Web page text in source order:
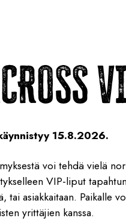
15.8.2026.
voi tehdä vielä
VIP-liput
asiakkaitaan. Paikalle
yrittäjien kanssa.